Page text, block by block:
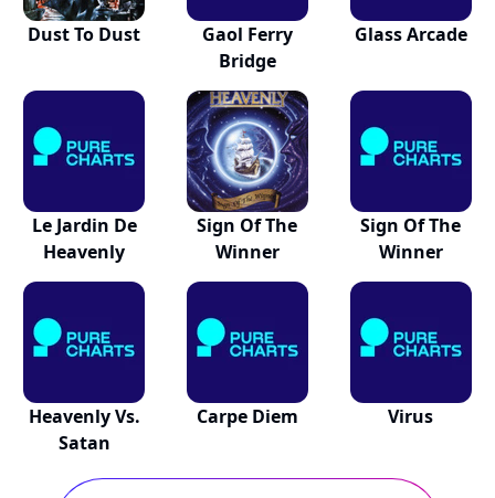
Dust To Dust
Gaol Ferry
Bridge
Glass Arcade
Le Jardin De
Heavenly
Sign Of The
Winner
Sign Of The
Winner
Heavenly Vs.
Satan
Carpe Diem Virus